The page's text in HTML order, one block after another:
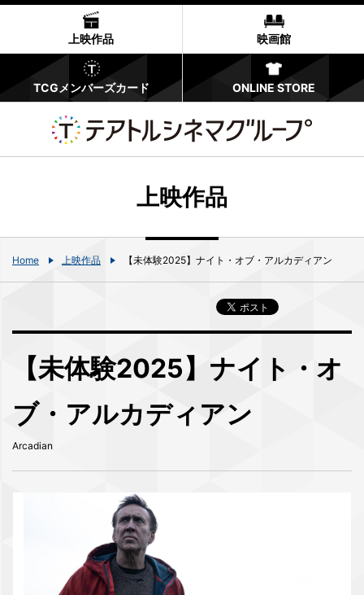
上映作品 映画館
TCGメンバーズカード ONLINE STORE
上映作品
Home 上映作品 【未体験2025】ナイト・オブ・アルカディアン
【未体験2025】ナイト・オ
ブ・アルカディアン
Arcadian